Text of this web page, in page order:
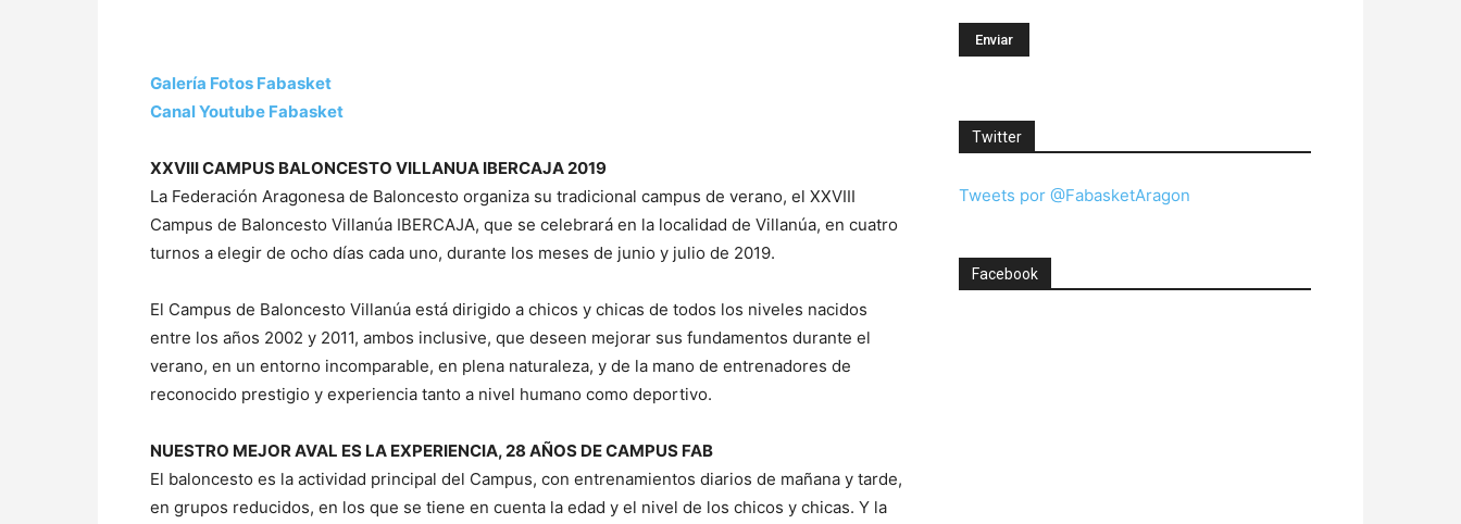
Galería Fotos Fabasket
Canal Youtube Fabasket
XXVIII CAMPUS BALONCESTO VILLANUA IBERCAJA 2019
La Federación Aragonesa de Baloncesto organiza su tradicional campus de verano, el XXVIII
Campus de Baloncesto Villanúa IBERCAJA, que se celebrará en la localidad de Villanúa, en cuatro
turnos a elegir de ocho días cada uno, durante los meses de junio y julio de 2019.
El Campus de Baloncesto Villanúa está dirigido a chicos y chicas de todos los niveles nacidos
entre los años 2002 y 2011, ambos inclusive, que deseen mejorar sus fundamentos durante el
verano, en un entorno incomparable, en plena naturaleza, y de la mano de entrenadores de
reconocido prestigio y experiencia tanto a nivel humano como deportivo.
NUESTRO MEJOR AVAL ES LA EXPERIENCIA, 28 AÑOS DE CAMPUS FAB
El baloncesto es la actividad principal del Campus, con entrenamientos diarios de mañana y tarde,
en grupos reducidos, en los que se tiene en cuenta la edad y el nivel de los chicos y chicas. Y la
Twitter
Tweets por @FabasketAragon
Facebook